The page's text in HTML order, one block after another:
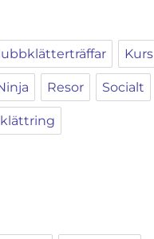
Kurs
Resor Socialt